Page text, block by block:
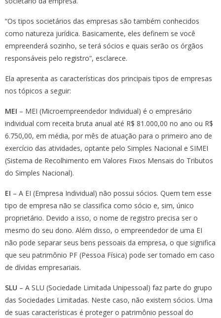
“Os tipos societários das empresas são também conhecidos
como natureza jurídica. Basicamente, eles definem se você
empreenderá sozinho, se terá sócios e quais serão os órgãos
responsáveis pelo registro”, esclarece.
Ela apresenta as características dos principais tipos de empresas
nos tópicos a seguir:
MEI – MEI (Microempreendedor Individual) é o empresário
individual com receita bruta anual até R$ 81.000,00 no ano ou R$
6.750,00, em média, por mês de atuação para o primeiro ano de
exercício das atividades, optante pelo Simples Nacional e SIMEI
(Sistema de Recolhimento em Valores Fixos Mensais do Tributos
do Simples Nacional).
EI – A EI (Empresa Individual) não possui sócios. Quem tem esse
tipo de empresa não se classifica como sócio e, sim, único
proprietário. Devido a isso, o nome de registro precisa ser o
mesmo do seu dono. Além disso, o empreendedor de uma EI
não pode separar seus bens pessoais da empresa, o que significa
que seu patrimônio PF (Pessoa Física) pode ser tomado em caso
de dívidas empresariais.
SLU – A SLU (Sociedade Limitada Unipessoal) faz parte do grupo
das Sociedades Limitadas. Neste caso, não existem sócios. Uma
de suas características é proteger o patrimônio pessoal do